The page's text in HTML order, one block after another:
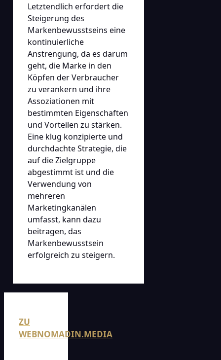
Letztendlich erfordert die
Steigerung des
Markenbewusstseins eine
kontinuierliche
Anstrengung, da es darum
geht, die Marke in den
Köpfen der Verbraucher
zu verankern und ihre
Assoziationen mit
bestimmten Eigenschaften
und Vorteilen zu stärken.
Eine klug konzipierte und
durchdachte Strategie, die
auf die Zielgruppe
abgestimmt ist und die
Verwendung von
mehreren
Marketingkanälen
umfasst, kann dazu
beitragen, das
Markenbewusstsein
erfolgreich zu steigern.
ZU
WEBNOMADIN.MEDIA